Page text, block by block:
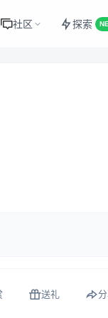
社区 探索
送礼